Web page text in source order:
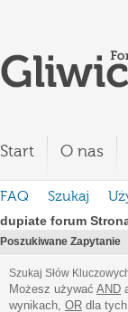
Start O nas
FAQ Szukaj
dupiate forum
Poszukiwane Zapytanie
Szukaj Słów
Możesz używać AND
wynikach, OR dla